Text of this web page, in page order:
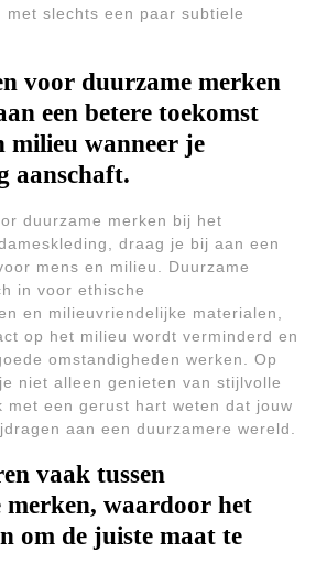
met slechts een paar subtiele
voor duurzame merken
een betere toekomst
milieu wanneer je
aanschaft.
duurzame merken bij het
draag je bij aan een
mens en milieu. Duurzame
in voor ethische
en milieuvriendelijke materialen,
op het milieu wordt verminderd en
omstandigheden werken. Op
niet alleen genieten van stijlvolle
met een gerust hart weten dat jouw
aan een duurzamere wereld.
vaak tussen
merken, waardoor het
om de juiste maat te